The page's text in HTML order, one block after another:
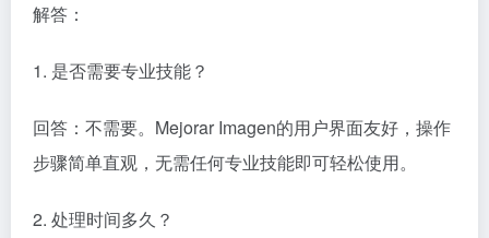
解答：
1. 是否需要专业技能？
回答：不需要。Mejorar Imagen的用户界面友好，操作
步骤简单直观，无需任何专业技能即可轻松使用。
2. 处理时间多久？